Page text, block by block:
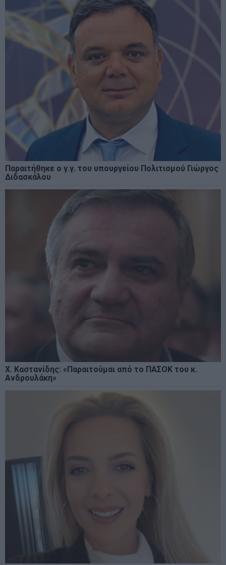
Παραιτήθηκε ο γ.γ. του υπουργείου Πολιτισμού Γιώργος
Διδασκάλου
Χ. Καστανίδης: «Παραιτούμαι από το ΠΑΣΟΚ του κ.
Ανδρουλάκη»